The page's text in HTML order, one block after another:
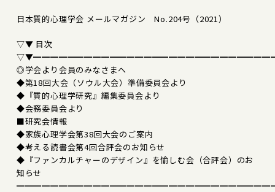
日本質的心理学会 メールマガジン No.204号（2021）
▽▼ 目次
◎学会より会員のみなさまへ
◆第18回大会（ソウル大会）準備委員会より
◆『質的心理学研究』編集委員会より
◆会務委員会より
■研究会情報
◆家族心理学会第38回大会のご案内
◆考える読書会第4回合評会のお知らせ
◆『ファンカルチャーのデザイン』を愉しむ会（合評会）のお
知らせ